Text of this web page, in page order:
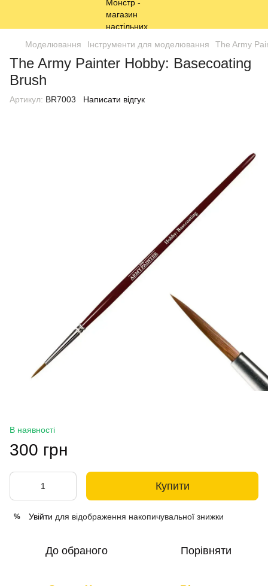
Моделювання Інструменти для моделювання The Army
The Army Painter Hobby: Basecoating
Brush
Артикул: BR7003 Написати відгук
В наявності
300 грн
Купити
% Увійти для відображення накопичувальної знижки
До обраного Порівняти